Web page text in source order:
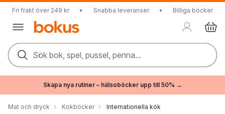
Fri frakt över 249 kr • Snabba leveranser • Billiga böcker
Sök bok, spel, pussel, penna...
Skapa nya rutiner – hälsoböcker upp till 50% →
Mat och dryck Kokböcker Internationella kök